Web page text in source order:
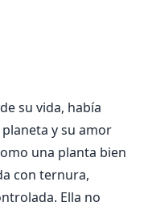
pasado, así que
como madre
y recordara a su
su vida, había
y su amor
una planta bien
con ternura,
Ella no